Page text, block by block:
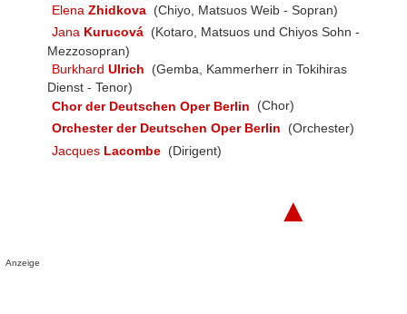
Elena Zhidkova (Chiyo, Matsuos Weib - Sopran)
Jana Kurucová (Kotaro, Matsuos und Chiyos Sohn -
Mezzosopran)
Burkhard Ulrich
(Gemba, Kammerherr in Tokihiras
Dienst - Tenor)
Chor der Deutschen Oper Berlin
(Chor)
Orchester der Deutschen Oper Berlin
(Orchester)
Jacques Lacombe (Dirigent)
▲
Anzeige